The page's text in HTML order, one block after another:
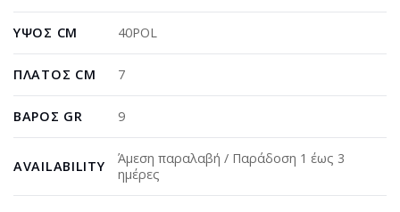
ΎΨΟΣ CM 40POL
ΠΛΆΤΟΣ CM 7
ΒΆΡΟΣ GR 9
AVAILABILITY
Άμεση παραλαβή / Παράδοση 1 έως 3
ημέρες